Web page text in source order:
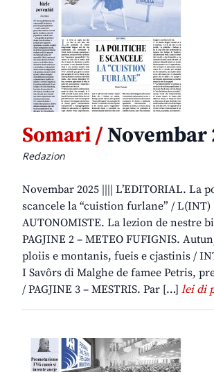
Somari /Novembar
Redazion
Novembar 2025 |||| L’EDITORIAL. La
scancele la “cuistion furlane” / L(INT)
AUTONOMISTE. La lezion de nestre
PAGJINE 2 – METEO FUFIGNIS.
ploiis e montanis, fueis e cjastinis /
I Savôrs di Malghe de famee Petris,
/ PAGJINE 3 – MESTRIS. Par […] lei di